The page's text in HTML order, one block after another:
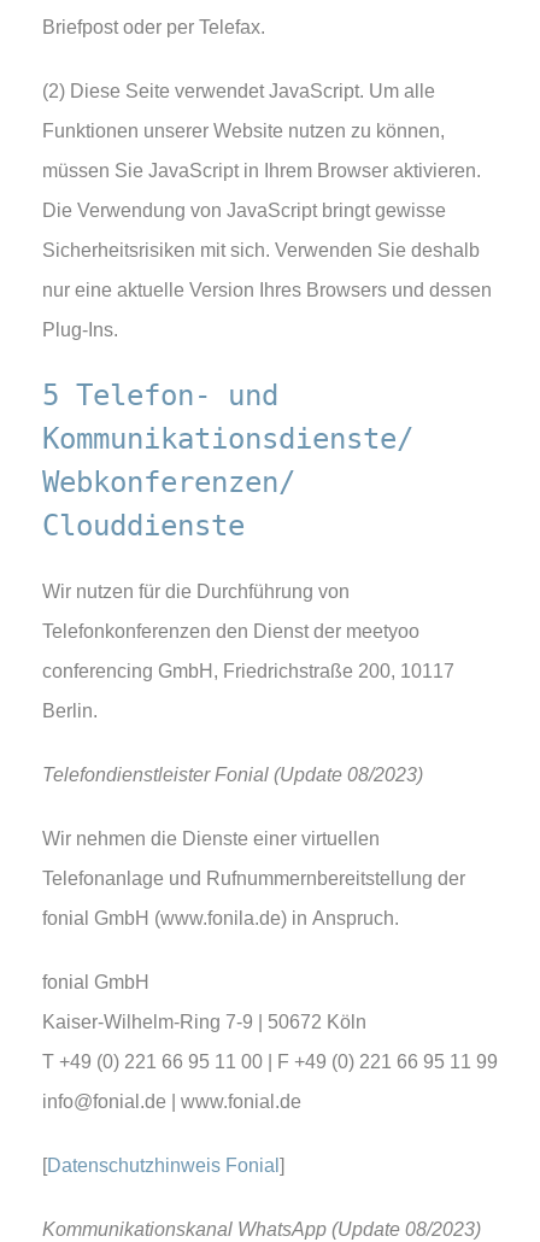
Briefpost oder per Telefax.
(2) Diese Seite verwendet JavaScript. Um alle
Funktionen unserer Website nutzen zu können,
müssen Sie JavaScript in Ihrem Browser aktivieren.
Die Verwendung von JavaScript bringt gewisse
Sicherheitsrisiken mit sich. Verwenden Sie deshalb
nur eine aktuelle Version Ihres Browsers und dessen
Plug-Ins.
5 Telefon- und
Kommunikationsdienste/
Webkonferenzen/
Clouddienste
Wir nutzen für die Durchführung von
Telefonkonferenzen den Dienst der meetyoo
conferencing GmbH, Friedrichstraße 200, 10117
Berlin.
Telefondienstleister Fonial (Update 08/2023)
Wir nehmen die Dienste einer virtuellen
Telefonanlage und Rufnummernbereitstellung der
fonial GmbH (www.fonila.de) in Anspruch.
fonial GmbH
Kaiser-Wilhelm-Ring 7-9 | 50672 Köln
T +49 (0) 221 66 95 11 00 | F +49 (0) 221 66 95 11 99
info@fonial.de | www.fonial.de
Datenschutzhinweis Fonial
Kommunikationskanal WhatsApp (Update 08/2023)